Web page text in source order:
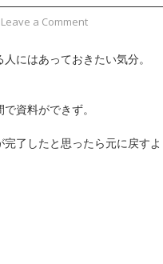
Leave a Comment
にはあっておきたい気分。
資料ができず。
了したと思ったら元に戻す